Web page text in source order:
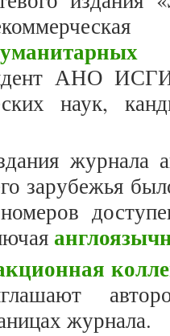
АНО
наук,
журнала
зарубежья
журнала.